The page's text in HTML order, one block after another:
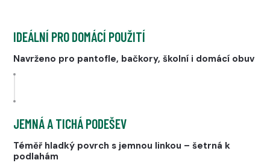
IDEÁLNÍ PRO DOMÁCÍ POUŽITÍ
Navrženo pro pantofle, bačkory, školní i domácí obuv
JEMNÁ A TICHÁ PODEŠEV
Téměř hladký povrch s jemnou linkou – šetrná k
podlahám